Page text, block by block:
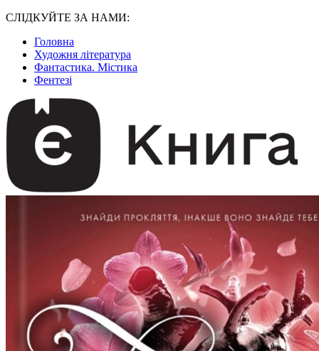
СЛІДКУЙТЕ ЗА НАМИ:
Головна
Художня література
Фантастика. Містика
Фентезі